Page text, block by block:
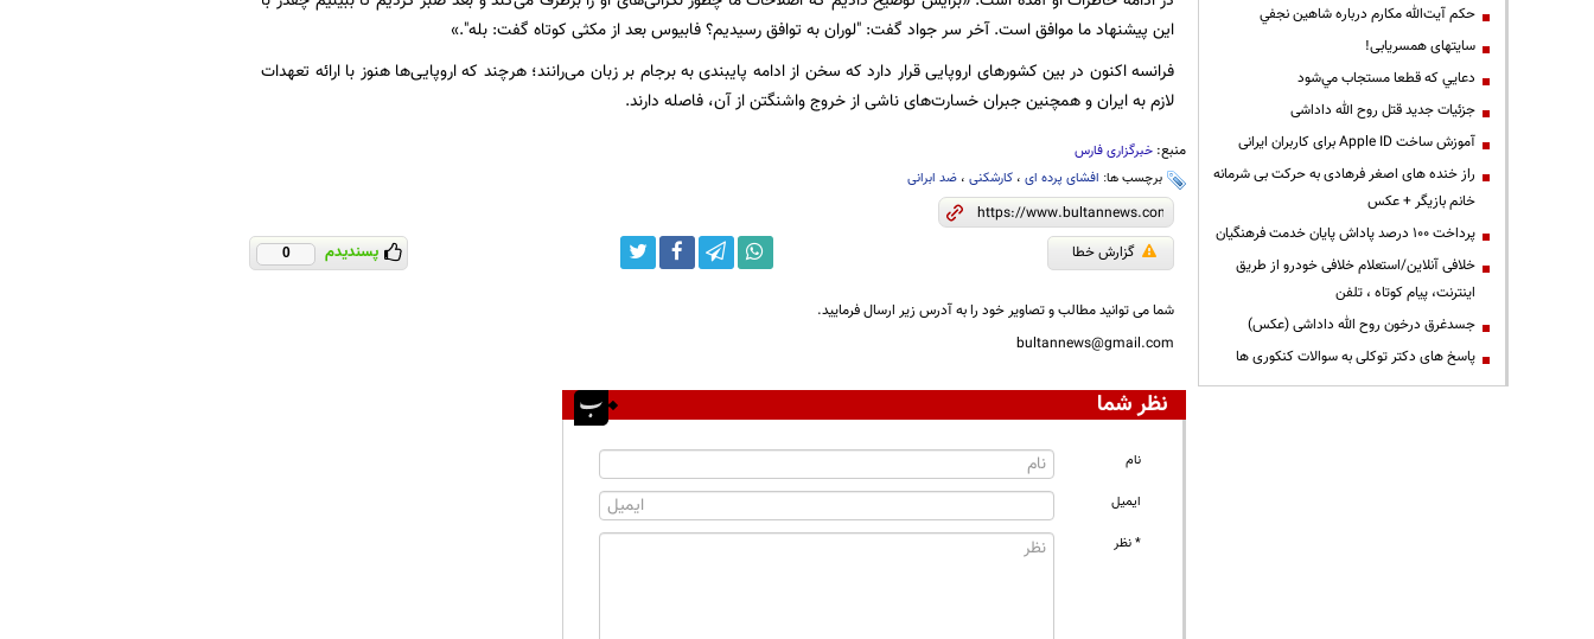
این پیشنهاد ما موافق است. آخر سر جواد گفت: "لوران به توافق رسیدیم؟ فابیوس بعد از مکثی کوتاه گفت: بله".»
فرانسه اکنون در بین کشورهای اروپایی قرار دارد که سخن از ادامه پایبندی به برجام بر زبان می‌رانند؛ هرچند که اروپایی‌ها هنوز با ارائه تعهدات
لازم به ایران و همچنین جبران خسارت‌های ناشی از خروج واشنگتن از آن، فاصله دارند.
منبع: خبرگزاری فارس
برچسب ها: افشای پرده ای، کارشکنی، ضد ابرانی
گزارش خطا پسندیدم 0
شما می توانید مطالب و تصاویر خود را به آدرس زیر ارسال فرمایید.
bultannews@gmail.com
نظر شما
نام
ایمیل
* نظر
حكم آيت‌الله مكارم درباره شاهين نجفي
سایتهای همسریابی!
دعايي كه قطعا مستجاب مي‌شود
جزئیات جدید قتل روح الله داداشی
آموزش ساخت Apple ID برای کاربران ایرانی
راز خنده های اصغر فرهادی به حرکت بی شرمانه
خانم بازیگر + عکس
پرداخت ۱۰۰ درصد پاداش پایان خدمت فرهنگیان
خلافی آنلاین/استعلام خلافی خودرو از طریق
اینترنت، پیام کوتاه ، تلفن
جسدغرق درخون روح الله داداشی (عکس)
پاسخ های دکتر توکلی به سوالات کنکوری ها